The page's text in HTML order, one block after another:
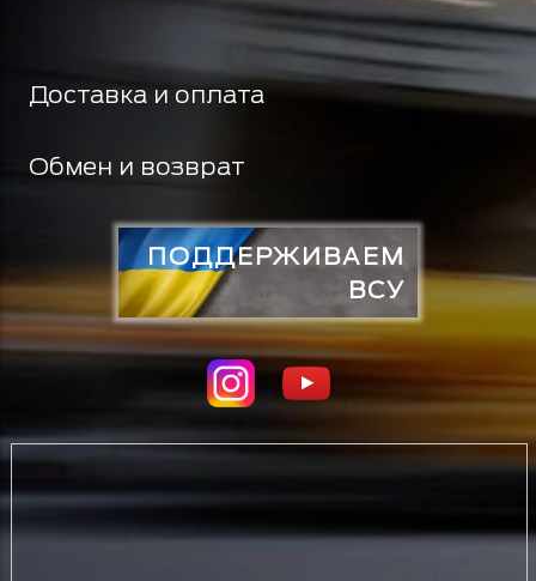
Доставка и оплата
Обмен и возврат
ПОДДЕРЖИВАЕМ
ВСУ